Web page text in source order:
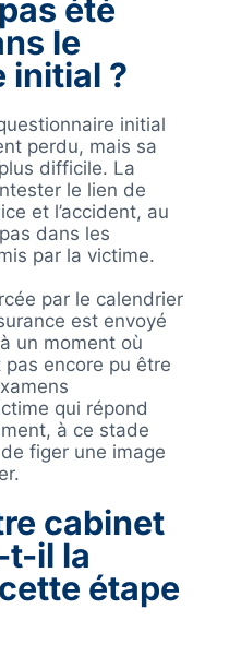
été
le
initial ?
initial
perdu, mais sa
difficile. La
le lien de
et l’accident, au
dans les
par la victime.
par le calendrier
est envoyé
un moment où
pas encore pu être
qui répond
à ce stade
figer une image
cabinet
t-il la
étape